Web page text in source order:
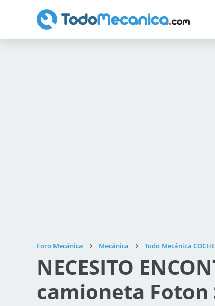
Foro Mecánica Mecánica Todo Mecánica
NECESITO
camioneta Foton